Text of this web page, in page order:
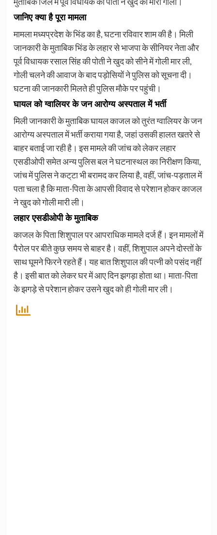
जानिए क्या है पूरा मामला
मामला मध्यप्रदेश के भिंड का है, घटना रविवार शाम की है। मिली
जानकारी के मुताबिक भिंड के लहार से भाजपा के सीनियर नेता और
पूर्व विधायक रसाल सिंह की पोती ने खुद को सीने में गोली मार ली,
गोली चलने की आवाज के बाद पड़ोसियों ने पुलिस को सूचना दी।
घटना की जानकारी मिलते ही पुलिस मौके पर पहुंची।
घायल को ग्वालियर के जन आरोग्य अस्पताल में भर्ती
मिली जानकारी के मुताबिक घायल काजल को तुरंत ग्वालियर के जन
आरोग्य अस्पताल में भर्ती कराया गया है, जहां उसकी हालत खतरे से
बाहर बताई जा रही है। इस मामले की जांच को लेकर लहार
एसडीओपी समेत अन्य पुलिस बल ने घटनास्थल का निरीक्षण किया,
जांच में पुलिस ने कट्‌टा भी बरामद कर लिया है, वहीं, जांच-पड़ताल में
पता चला है कि माता-पिता के आपसी विवाद से परेशान होकर काजल
ने खुद को गोली मारी ली।
लहार एसडीओपी के मुताबिक
काजल के पिता शिशुपाल पर आपराधिक मामले दर्ज हैं। इन मामलों में
पैरोल पर बीते कुछ समय से बाहर है। वहीं, शिशुपाल अपने दोस्तों के
साथ घूमने फिरने रहते हैं। यह बात शिशुपाल की पत्नी को पसंद नहीं
है। इसी बात को लेकर घर में आए दिन झगड़ा होता था। माता-पिता
के झगड़े से परेशान होकर उसने खुद को ही गोली मार ली।